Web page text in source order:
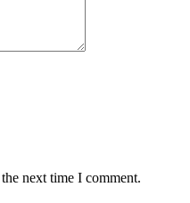
next time I comment.